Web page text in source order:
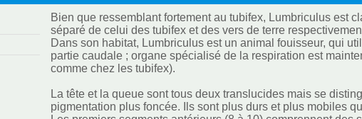
Bien que ressemblant fortement au tubifex, Lumbriculus est
séparé de celui des tubifex et des vers de terre
Dans son habitat, Lumbriculus est un animal fouisseur, qui
partie caudale ; organe spécialisé de la respiration est
comme chez les tubifex).
La tête et la queue sont tous deux translucides mais se
pigmentation plus foncée. Ils sont plus durs et plus mobiles